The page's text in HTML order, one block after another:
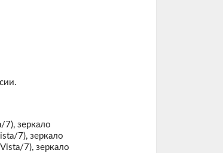
7), зеркало
7), зеркало
7), зеркало